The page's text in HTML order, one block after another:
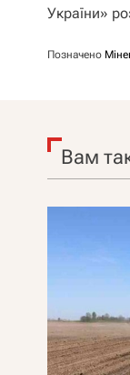
України»
Позначено
Вам